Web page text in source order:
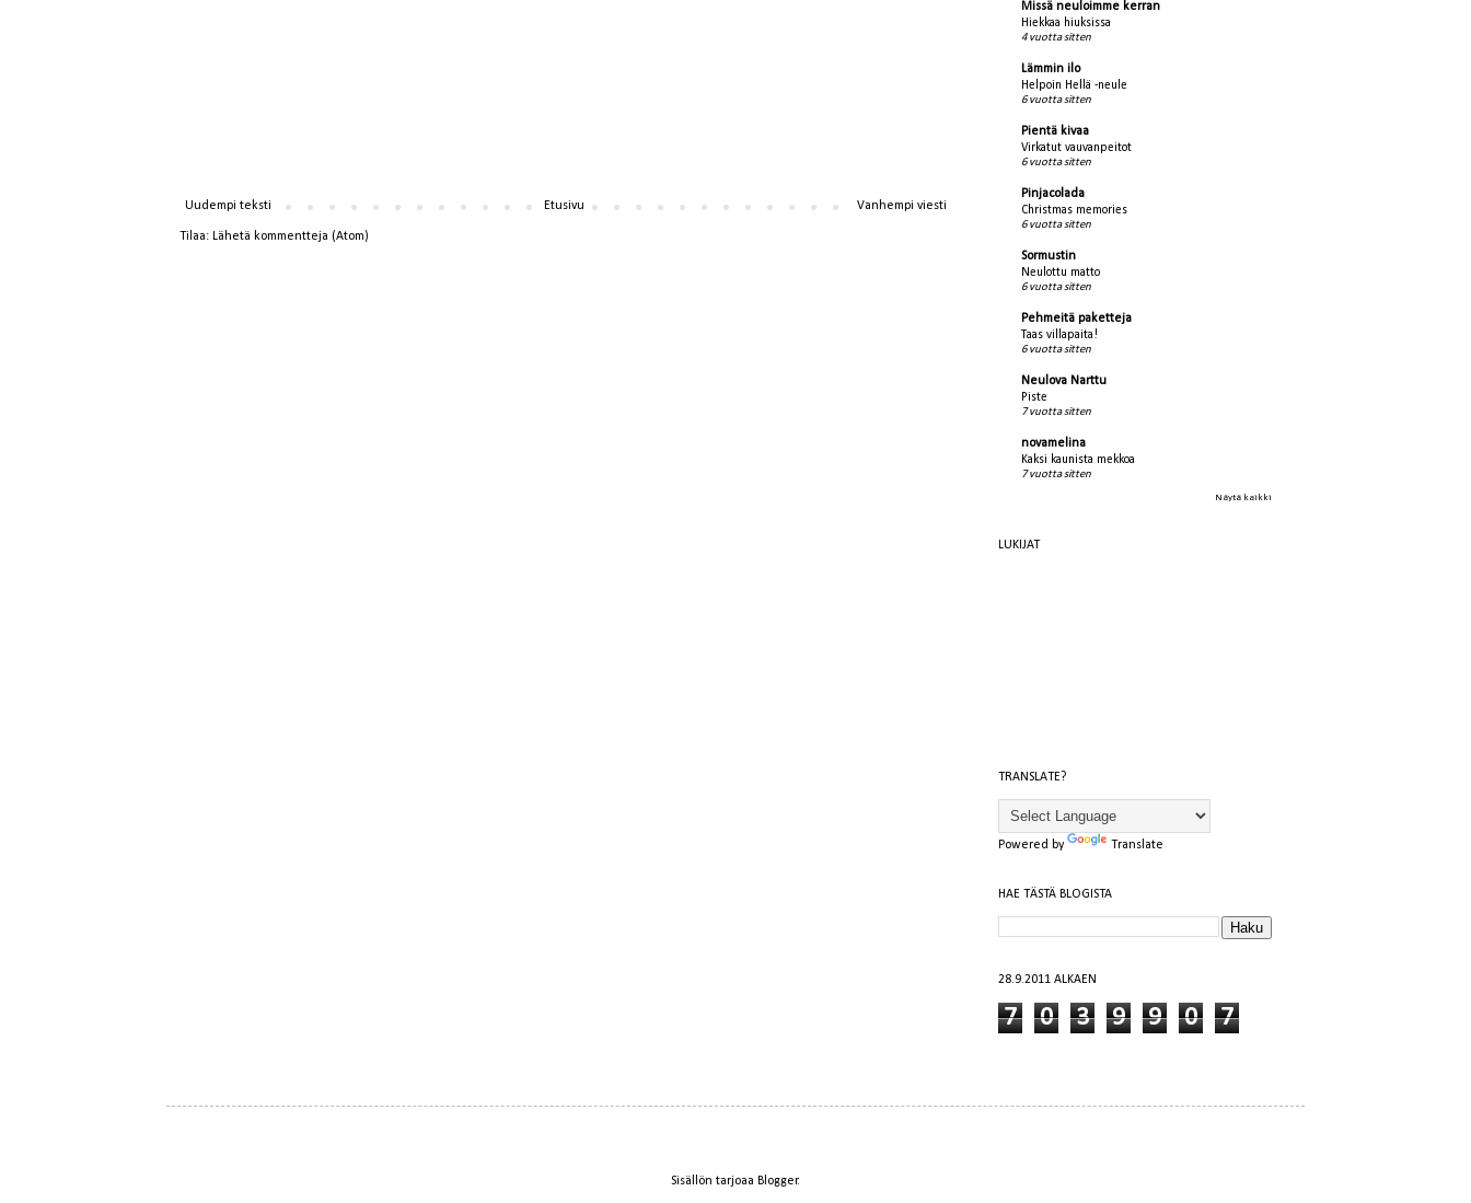
Uudempi teksti Vanhempi viesti
Etusivu
Tilaa: Lähetä kommentteja (Atom)
Missä neuloimme kerran
Hiekkaa hiuksissa
4 vuotta sitten
Lämmin ilo
Helpoin Hellä -neule
6 vuotta sitten
Pientä kivaa
Virkatut vauvanpeitot
6 vuotta sitten
Pinjacolada
Christmas memories
6 vuotta sitten
Sormustin
Neulottu matto
6 vuotta sitten
Pehmeitä paketteja
Taas villapaita!
6 vuotta sitten
Neulova Narttu
Piste
7 vuotta sitten
novamelina
Kaksi kaunista mekkoa
7 vuotta sitten
Näytä kaikki
LUKIJAT
TRANSLATE?
Powered by Translate
HAE TÄSTÄ BLOGISTA
28.9.2011 ALKAEN
7 0 3 9 9 0 7
Sisällön tarjoaa Blogger.